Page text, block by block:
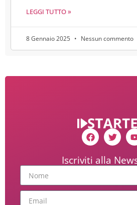
LEGGI TUTTO »
8 Gennaio 2025 Nessun commento
Iscriviti alla